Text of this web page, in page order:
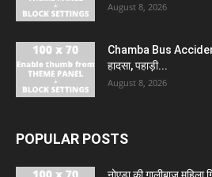
August 8, 2026
Chamba Bus
हादसा, पहाड़ी...
August 8, 2026
POPULAR POSTS